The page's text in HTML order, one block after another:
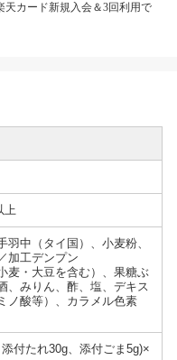
天カード新規入会＆3回利用で
上
羽中（タイ国）、小麦粉、
加工デンプン
麦・大豆を含む）、果糖ぶ
、みりん、酢、塩、デキス
ノ酸等）、カラメル色素
付たれ30g、添付ごま5g)×